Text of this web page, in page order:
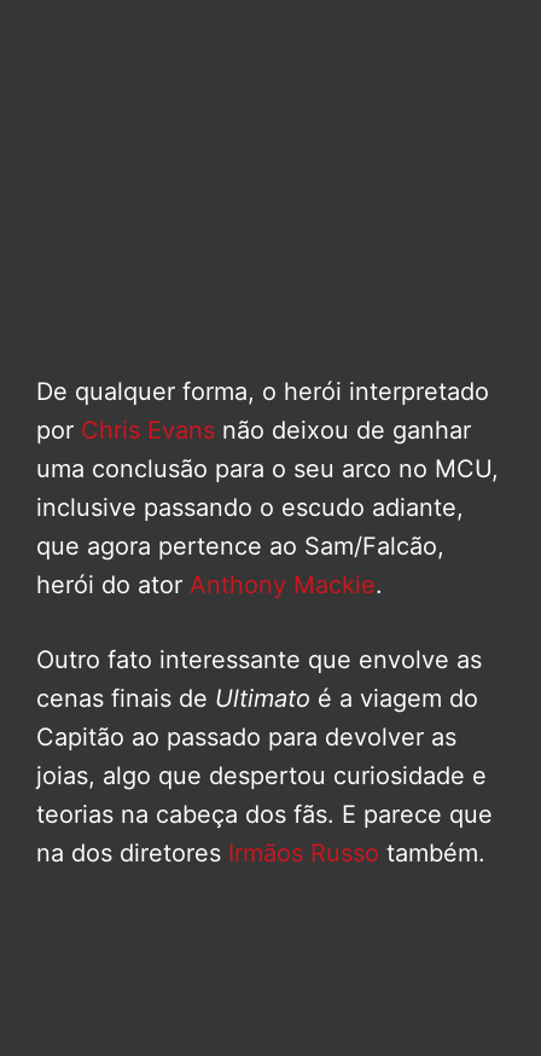
De qualquer forma, o herói interpretado
por Chris Evans não deixou de ganhar
uma conclusão para o seu arco no MCU,
inclusive passando o escudo adiante,
que agora pertence ao Sam/Falcão,
herói do ator Anthony Mackie.
Outro fato interessante que envolve as
cenas finais de Ultimato é a viagem do
Capitão ao passado para devolver as
joias, algo que despertou curiosidade e
teorias na cabeça dos fãs. E parece que
na dos diretores Irmãos Russo também.